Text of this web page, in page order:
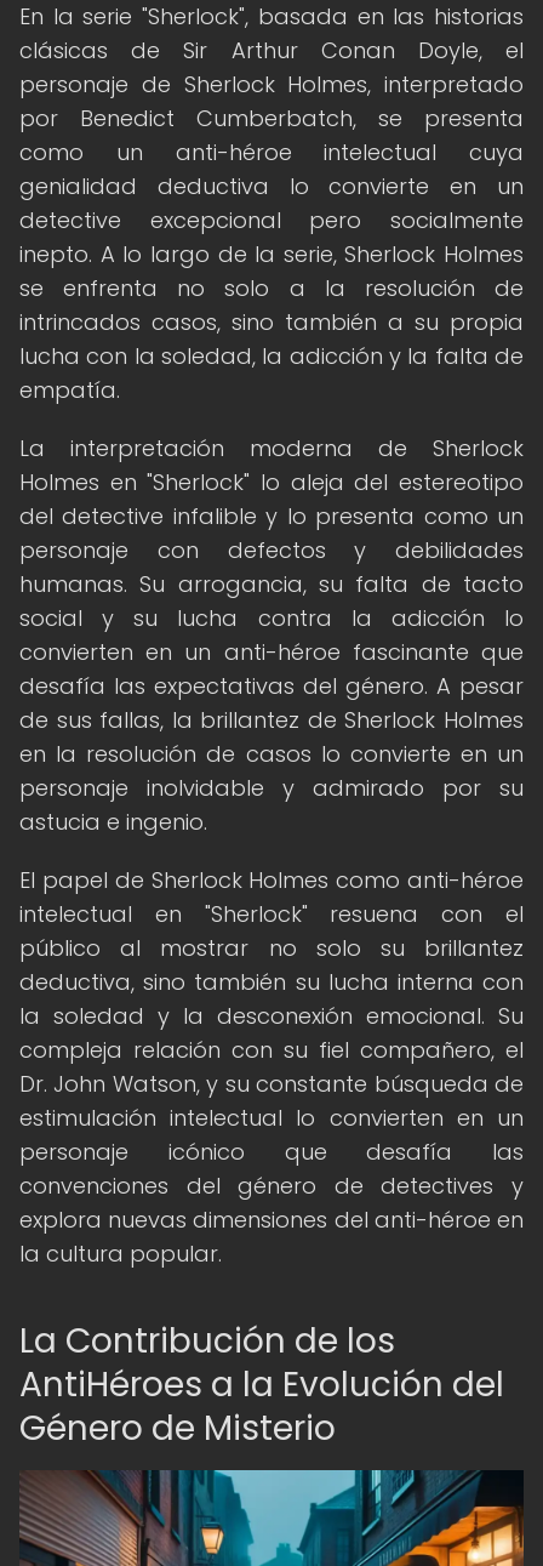
En la serie "Sherlock", basada en las historias
clásicas de Sir Arthur Conan Doyle, el
personaje de Sherlock Holmes, interpretado
por Benedict Cumberbatch, se presenta
como un anti-héroe intelectual cuya
genialidad deductiva lo convierte en un
detective excepcional pero socialmente
inepto. A lo largo de la serie, Sherlock Holmes
se enfrenta no solo a la resolución de
intrincados casos, sino también a su propia
lucha con la soledad, la adicción y la falta de
empatía.
La interpretación moderna de Sherlock
Holmes en "Sherlock" lo aleja del estereotipo
del detective infalible y lo presenta como un
personaje con defectos y debilidades
humanas. Su arrogancia, su falta de tacto
social y su lucha contra la adicción lo
convierten en un anti-héroe fascinante que
desafía las expectativas del género. A pesar
de sus fallas, la brillantez de Sherlock Holmes
en la resolución de casos lo convierte en un
personaje inolvidable y admirado por su
astucia e ingenio.
El papel de Sherlock Holmes como anti-héroe
intelectual en "Sherlock" resuena con el
público al mostrar no solo su brillantez
deductiva, sino también su lucha interna con
la soledad y la desconexión emocional. Su
compleja relación con su fiel compañero, el
Dr. John Watson, y su constante búsqueda de
estimulación intelectual lo convierten en un
personaje icónico que desafía las
convenciones del género de detectives y
explora nuevas dimensiones del anti-héroe en
la cultura popular.
La Contribución de los
AntiHéroes a la Evolución del
Género de Misterio